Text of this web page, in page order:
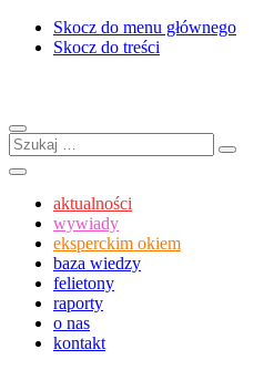
Skocz do menu głównego
Skocz do treści
Menu
Szukaj:
Szukaj
Szukaj
aktualności
wywiady
eksperckim okiem
baza wiedzy
felietony
raporty
o nas
kontakt